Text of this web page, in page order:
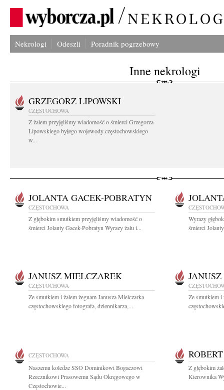
Nekrologi Odeszli Poradnik pogrzebowy
Inne nekrologi
GRZEGORZ LIPOWSKI
CZĘSTOCHOWA
Z żalem przyjęliśmy wiadomość o śmierci Grzegorza
Lipowskiego byłego wojewody częstochowskiego
w...
JOLANTA GACEK-POBRATYN
CZĘSTOCHOWA
Z głębokim smutkiem przyjęliśmy wiadomość o
śmierci Jolanty Gacek-Pobratyn Wyrazy żalu i...
Wyrazy
śmierci
JANUSZ MIELCZAREK
CZĘSTOCHOWA
Ze smutkiem i żalem żegnam Janusza Mielczarka
częstochowskiego fotografa, dziennikarza,...
Ze smutkiem i
CZĘSTOCHOWA
Naszemu koledze SSO Dominikowi Bogaczowi
Rzecznikowi Prasowemu Sądu Okręgowego w
Częstochowie...
Z głębokim
Kierownika